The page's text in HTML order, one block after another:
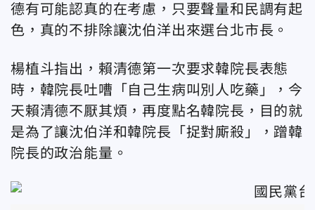
德有可能認真的在考慮，只要聲量和民調有起
色，真的不排除讓沈伯洋出來選台北市長。
楊植斗指出，賴清德第一次要求韓院長表態
時，韓院長吐嘈「自己生病叫別人吃藥」，今
天賴清德不厭其煩，再度點名韓院長，目的就
是為了讓沈伯洋和韓院長「捉對廝殺」，蹭韓
院長的政治能量。